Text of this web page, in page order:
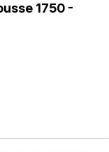
1750 -